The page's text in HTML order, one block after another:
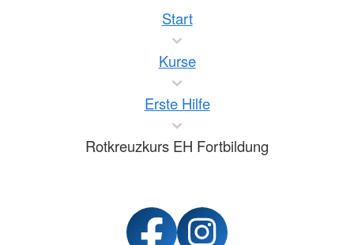
Start
Kurse
Erste Hilfe
Rotkreuzkurs EH Fortbildung